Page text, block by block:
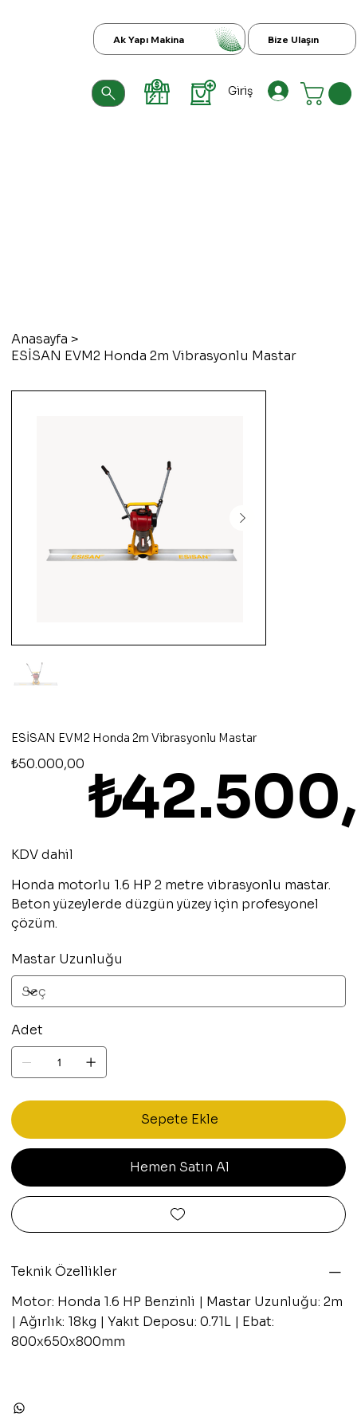
Giriş
Ak Yapı Makina Bize Ulaşın
Anasayfa >
ESİSAN EVM2 Honda 2m Vibrasyonlu Mastar
ESİSAN EVM2 Honda 2m Vibrasyonlu Mastar
Orijinal
fiyat
₺50.000,00
KDV dahil
Honda motorlu 1.6 HP 2 metre vibrasyonlu mastar.
Beton yüzeylerde düzgün yüzey için profesyonel
çözüm.
Mastar Uzunluğu
Adet
Sepete Ekle
Hemen Satın Al
Teknik Özellikler
Motor: Honda 1.6 HP Benzinli | Mastar Uzunluğu: 2m
| Ağırlık: 18kg | Yakıt Deposu: 0.71L | Ebat:
800x650x800mm